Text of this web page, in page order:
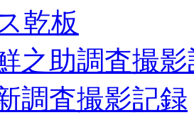
乾板
之助調査撮
調査撮影記録